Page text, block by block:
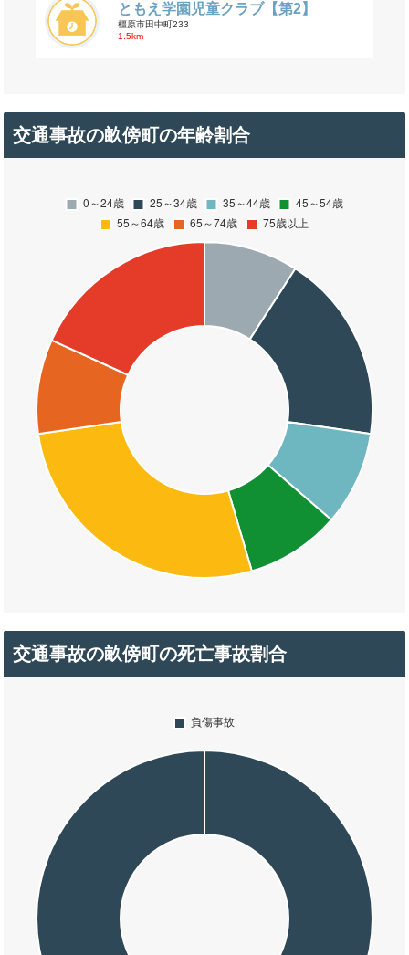
ともえ学園児童クラブ【第2】
橿原市田中町233
1.5km
交通事故の畝傍町の年齢割合
交通事故の畝傍町の死亡事故割合